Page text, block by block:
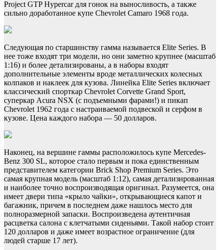
Project GTP Hypercar для гонок на выносливость, а также
сильно доработанное купе Chevrolet Camaro 1968 года.
Следующая по старшинству гамма называется Elite Series. В
нее тоже входят три модели, но они заметно крупнее (масштаб
1:16) и более детализированы, а в наборы входят
дополнительные элементы вроде металлических колесных
колпаков и наклеек для кузова. Линейка Elite Series включает
классический спорткар Chevrolet Corvette Grand Sport,
суперкар Acura NSX (с подъемными фарами!) и пикап
Chevrolet 1962 года с настраиваемой подвеской и серфом в
кузове. Цена каждого набора — 50 долларов.
Наконец, на вершине гаммы расположилось купе Mercedes-
Benz 300 SL, которое стало первым и пока единственным
представителем категории Brick Shop Premium Series. Это
самая крупная модель (масштаб 1:12), самая детализированная
и наиболее точно воспроизводящая оригинал. Разумеется, она
имеет двери типа «крыло чайки», открывающиеся капот и
багажник, причем в последнем даже нашлось место для
полноразмерной запаски. Воспроизведена аутентичная
расцветка салона с клетчатыми сиденьями. Такой набор стоит
120 долларов и даже имеет возрастное ограничение (для
людей старше 17 лет).